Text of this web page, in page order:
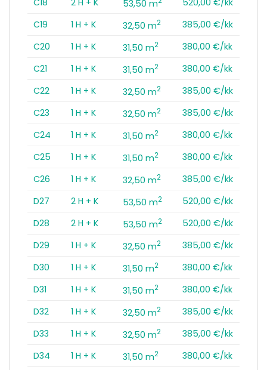
C18
2 H + K 53,50 m
520,00 €/kk
C19
1 H + K 32,50 m2
385,00 €/kk
C20
1 H + K 31,50 m2
380,00 €/kk
C21
1 H + K 31,50 m2
380,00 €/kk
C22
1 H + K 32,50 m2
385,00 €/kk
C23
1 H + K 32,50 m2
385,00 €/kk
C24
1 H + K 31,50 m2
380,00 €/kk
C25
1 H + K 31,50 m2
380,00 €/kk
C26
1 H + K 32,50 m2
385,00 €/kk
D27
2 H + K 53,50 m2
520,00 €/kk
D28
2 H + K 53,50 m2
520,00 €/kk
D29
1 H + K 32,50 m2
385,00 €/kk
D30
1 H + K 31,50 m2
380,00 €/kk
D31
1 H + K 31,50 m2
380,00 €/kk
D32
1 H + K 32,50 m2
385,00 €/kk
D33
1 H + K 32,50 m2
385,00 €/kk
D34
1 H + K 31,50 m2
380,00 €/kk